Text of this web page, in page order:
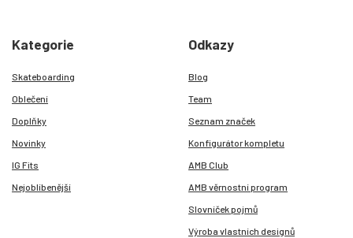
Kategorie
Skateboarding
Oblečení
Doplňky
Novinky
IG Fits
Nejoblíbenější
Odkazy
Blog
Team
Seznam značek
Konfigurátor kompletu
AMB Club
AMB věrnostní program
Slovníček pojmů
Výroba vlastních designů